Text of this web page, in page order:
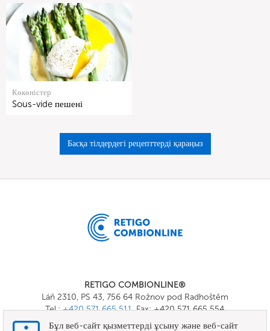
Көкөністер
Sous-vide пешені
Басқа тілдердегі рецепттерді қараңыз
RETIGO COMBIONLINE®
Láň 2310, PS 43, 756 64 Rožnov pod Radhoštěm
Tel.:+420 571 665 511, Fax: +420 571 665 554
E-mail:
info@combionline.com
Бұл веб-сайт қызметтерді ұсыну және веб-сайт